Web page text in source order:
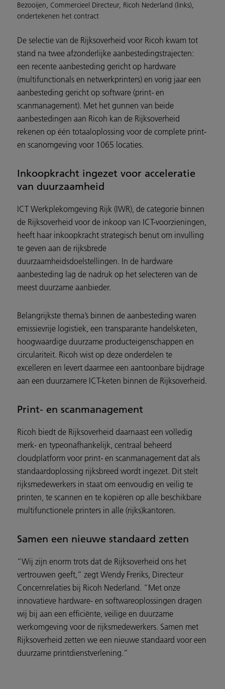
Bezooijen, Commercieel Directeur, Ricoh Nederland (links),
ondertekenen het contract
De selectie van de Rijksoverheid voor Ricoh kwam tot
stand na twee afzonderlijke aanbestedingstrajecten:
een recente aanbesteding gericht op hardware
(multifunctionals en netwerkprinters) en vorig jaar een
aanbesteding gericht op software (print- en
scanmanagement). Met het gunnen van beide
aanbestedingen aan Ricoh kan de Rijksoverheid
rekenen op één totaaloplossing voor de complete print-
en scanomgeving voor 1065 locaties.
Inkoopkracht ingezet voor acceleratie
van duurzaamheid
ICT Werkplekomgeving Rijk (IWR), de categorie binnen
de Rijksoverheid voor de inkoop van ICT-voorzieningen,
heeft haar inkoopkracht strategisch benut om invulling
te geven aan de rijksbrede
duurzaamheidsdoelstellingen. In de hardware
aanbesteding lag de nadruk op het selecteren van de
meest duurzame aanbieder.
Belangrijkste thema’s binnen de aanbesteding waren
emissievrije logistiek, een transparante handelsketen,
hoogwaardige duurzame producteigenschappen en
circulariteit. Ricoh wist op deze onderdelen te
excelleren en levert daarmee een aantoonbare bijdrage
aan een duurzamere ICT-keten binnen de Rijksoverheid.
Print- en scanmanagement
Ricoh biedt de Rijksoverheid daarnaast een volledig
merk- en typeonafhankelijk, centraal beheerd
cloudplatform voor print- en scanmanagement dat als
standaardoplossing rijksbreed wordt ingezet. Dit stelt
rijksmedewerkers in staat om eenvoudig en veilig te
printen, te scannen en te kopiëren op alle beschikbare
multifunctionele printers in alle (rijks)kantoren.
Samen een nieuwe standaard zetten
“Wij zijn enorm trots dat de Rijksoverheid ons het
vertrouwen geeft,” zegt Wendy Freriks, Directeur
Concernrelaties bij Ricoh Nederland. “Met onze
innovatieve hardware- en softwareoplossingen dragen
wij bij aan een efficiënte, veilige en duurzame
werkomgeving voor de rijksmedewerkers. Samen met
Rijksoverheid zetten we een nieuwe standaard voor een
duurzame printdienstverlening.”